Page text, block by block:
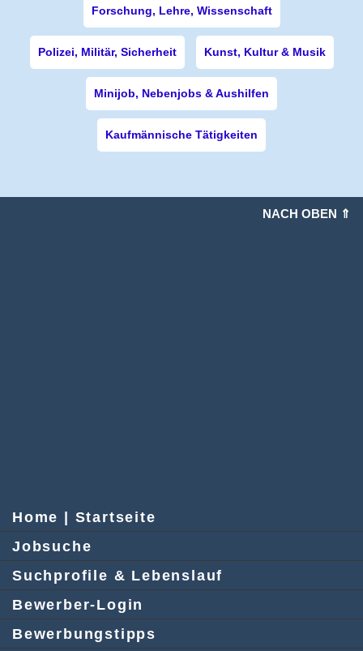
Forschung, Lehre, Wissenschaft
Polizei, Militär, Sicherheit Kunst, Kultur & Musik
Minijob, Nebenjobs & Aushilfen
Kaufmännische Tätigkeiten
NACH OBEN ⇑
Home | Startseite
Jobsuche
Suchprofile & Lebenslauf
Bewerber-Login
Bewerbungstipps